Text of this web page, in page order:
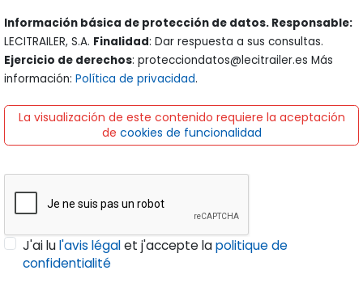
Información básica de protección de datos. Responsable:
LECITRAILER, S.A. Finalidad: Dar respuesta a sus consultas.
Ejercicio de derechos: protecciondatos@lecitrailer.es Más
información: Política de privacidad.
La visualización de este contenido requiere la aceptación
de cookies de funcionalidad
J'ai lul'avis légalet j'accepte lapolitique de
confidentialité